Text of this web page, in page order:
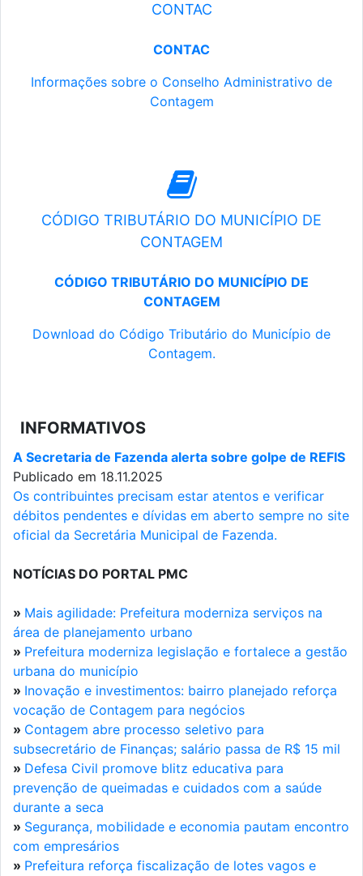
CONTAC
CONTAC
Informações sobre o Conselho Administrativo de
Contagem
CÓDIGO TRIBUTÁRIO DO MUNICÍPIO DE
CONTAGEM
CÓDIGO TRIBUTÁRIO DO MUNICÍPIO DE
CONTAGEM
Download do Código Tributário do Município de
Contagem.
INFORMATIVOS
A Secretaria de Fazenda alerta sobre golpe de REFIS
Publicado em 18.11.2025
Os contribuintes precisam estar atentos e verificar
débitos pendentes e dívidas em aberto sempre no site
oficial da Secretária Municipal de Fazenda.
NOTÍCIAS DO PORTAL PMC
» Mais agilidade: Prefeitura moderniza serviços na
área de planejamento urbano
» Prefeitura moderniza legislação e fortalece a gestão
urbana do município
» Inovação e investimentos: bairro planejado reforça
vocação de Contagem para negócios
» Contagem abre processo seletivo para
subsecretário de Finanças; salário passa de R$ 15 mil
» Defesa Civil promove blitz educativa para
prevenção de queimadas e cuidados com a saúde
durante a seca
» Segurança, mobilidade e economia pautam encontro
com empresários
» Prefeitura reforça fiscalização de lotes vagos e